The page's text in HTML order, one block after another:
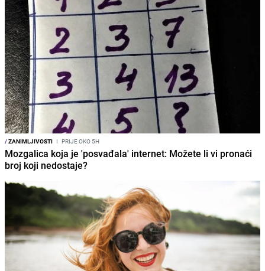
/ZANIMLJIVOSTI I PRIJE OKO 5H
Mozgalica koja je 'posvađala' internet: Možete li vi pronaći
broj koji nedostaje?